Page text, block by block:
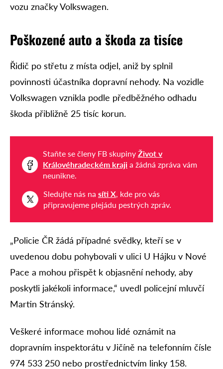
vozu značky Volkswagen.
Poškozené auto a škoda za tisíce
Řidič po střetu z místa odjel, aniž by splnil
povinnosti účastníka dopravní nehody. Na vozidle
Volkswagen vznikla podle předběžného odhadu
škoda přibližně 25 tisíc korun.
Staňte se členy FB skupiny Život v
Královéhradeckém kraji a žádná zpráva vám
neunikne.
Sledujte nás na síti X, kde pro vás
připravujeme plejádu pestrých zpráv.
„Policie ČR žádá případné svědky, kteří se v
uvedenou dobu pohybovali v ulici U Hájku v Nové
Pace a mohou přispět k objasnění nehody, aby
poskytli jakékoli informace,“ uvedl policejní mluvčí
Martin Stránský.
Veškeré informace mohou lidé oznámit na
dopravním inspektorátu v Jičíně na telefonním čísle
974 533 250 nebo prostřednictvím linky 158.